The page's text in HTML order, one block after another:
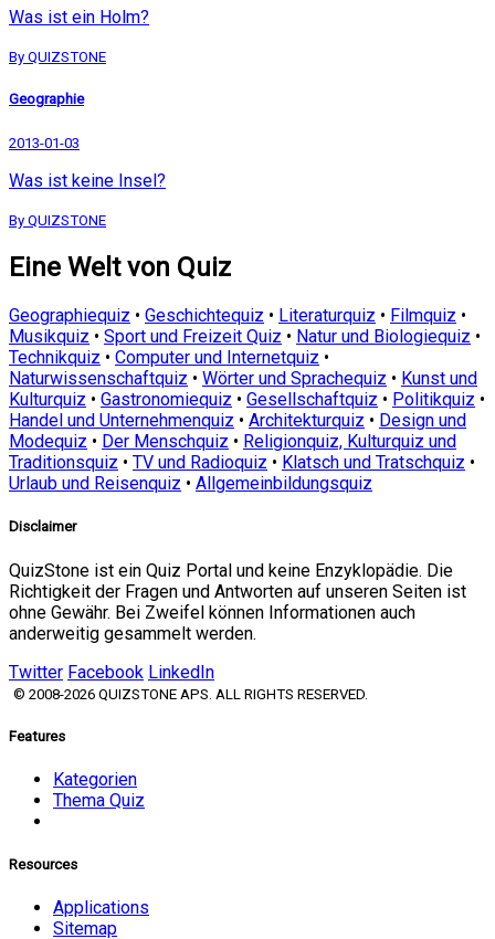
Was ist ein Holm?
By QUIZSTONE
Geographie
2013-01-03
Was ist keine Insel?
By QUIZSTONE
Eine Welt von Quiz
Geographiequiz • Geschichtequiz • Literaturquiz • Filmquiz •
Musikquiz • Sport und Freizeit Quiz • Natur und Biologiequiz •
Technikquiz • Computer und Internetquiz •
Naturwissenschaftquiz • Wörter und Sprachequiz • Kunst und
Kulturquiz • Gastronomiequiz • Gesellschaftquiz • Politikquiz •
Handel und Unternehmenquiz • Architekturquiz • Design und
Modequiz • Der Menschquiz • Religionquiz, Kulturquiz und
Traditionsquiz • TV und Radioquiz • Klatsch und Tratschquiz •
Urlaub und Reisenquiz • Allgemeinbildungsquiz
Disclaimer
QuizStone ist ein Quiz Portal und keine Enzyklopädie. Die
Richtigkeit der Fragen und Antworten auf unseren Seiten ist
ohne Gewähr. Bei Zweifel können Informationen auch
anderweitig gesammelt werden.
Twitter Facebook LinkedIn
© 2008-2026 QUIZSTONE APS. ALL RIGHTS RESERVED.
Features
Kategorien
Thema Quiz
Resources
Applications
Sitemap